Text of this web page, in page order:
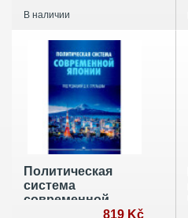
В наличии
Политическая
система
современной
819 Kč